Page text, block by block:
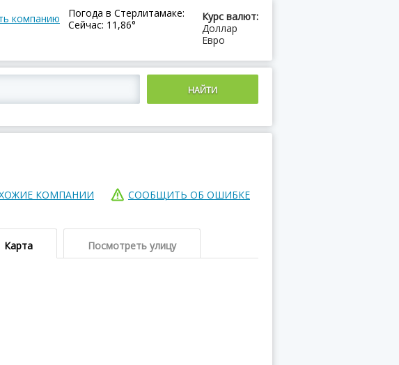
Курс валют:
Доллар
Евро
Погода в Стерлитамаке:
Сейчас: 11,86°
компанию
КОМПАНИИ СООБЩИТЬ ОБ ОШИБКЕ
Карта Посмотреть улицу